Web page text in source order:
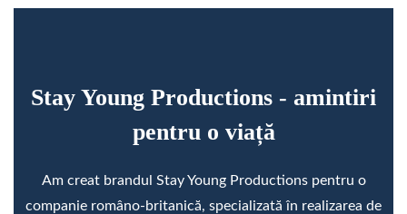
Stay Young Productions - amintiri
pentru o viață
Am creat brandul Stay Young Productions pentru o
companie româno-britanică, specializată în realizarea de